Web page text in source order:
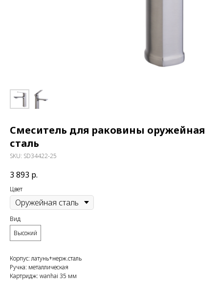
Смеситель для раковины оружейная
сталь
SKU: SD34422-25
3 893 р.
Цвет
Вид
Высокий
Корпус: латунь+нерж.сталь
Ручка: металлическая
Картридж: wanhai 35 мм